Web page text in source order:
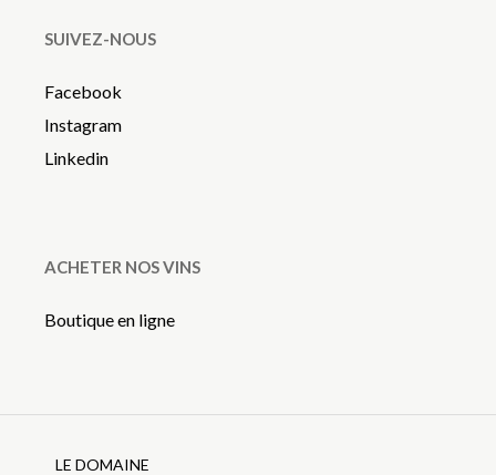
SUIVEZ-NOUS
Facebook
Instagram
Linkedin
ACHETER NOS VINS
Boutique en ligne
LE DOMAINE